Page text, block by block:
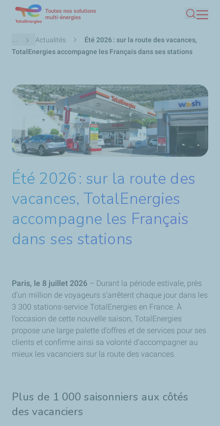
contenu
principal
Toutes nos solutions
multi-énergies
Fil
d'Ariane
... Actualités
Été 2026 : sur la route des vacances,
TotalEnergies accompagne les Français dans ses stations
Été 2026 : sur la route des
vacances, TotalEnergies
accompagne les Français
dans ses stations
Paris, le 8 juillet 2026 – Durant la période estivale, près
d’un million de voyageurs s’arrêtent chaque jour dans les
3 300 stations-service TotalEnergies en France. À
l’occasion de cette nouvelle saison, TotalEnergies
propose une large palette d’offres et de services pour ses
clients et confirme ainsi sa volonté d’accompagner au
mieux les vacanciers sur la route des vacances.
Plus de 1 000 saisonniers aux côtés
des vacanciers